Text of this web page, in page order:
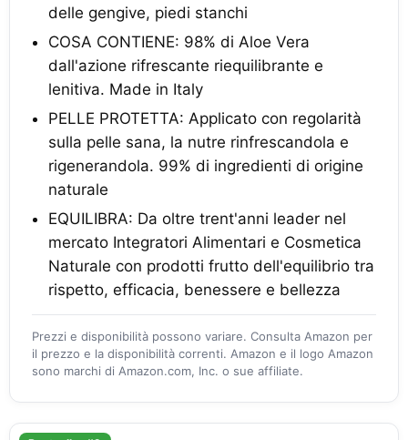
delle gengive, piedi stanchi
COSA CONTIENE: 98% di Aloe Vera
dall'azione rifrescante riequilibrante e
lenitiva. Made in Italy
PELLE PROTETTA: Applicato con regolarità
sulla pelle sana, la nutre rinfrescandola e
rigenerandola. 99% di ingredienti di origine
naturale
EQUILIBRA: Da oltre trent'anni leader nel
mercato Integratori Alimentari e Cosmetica
Naturale con prodotti frutto dell'equilibrio tra
rispetto, efficacia, benessere e bellezza
Prezzi e disponibilità possono variare. Consulta Amazon per
il prezzo e la disponibilità correnti. Amazon e il logo Amazon
sono marchi di Amazon.com, Inc. o sue affiliate.